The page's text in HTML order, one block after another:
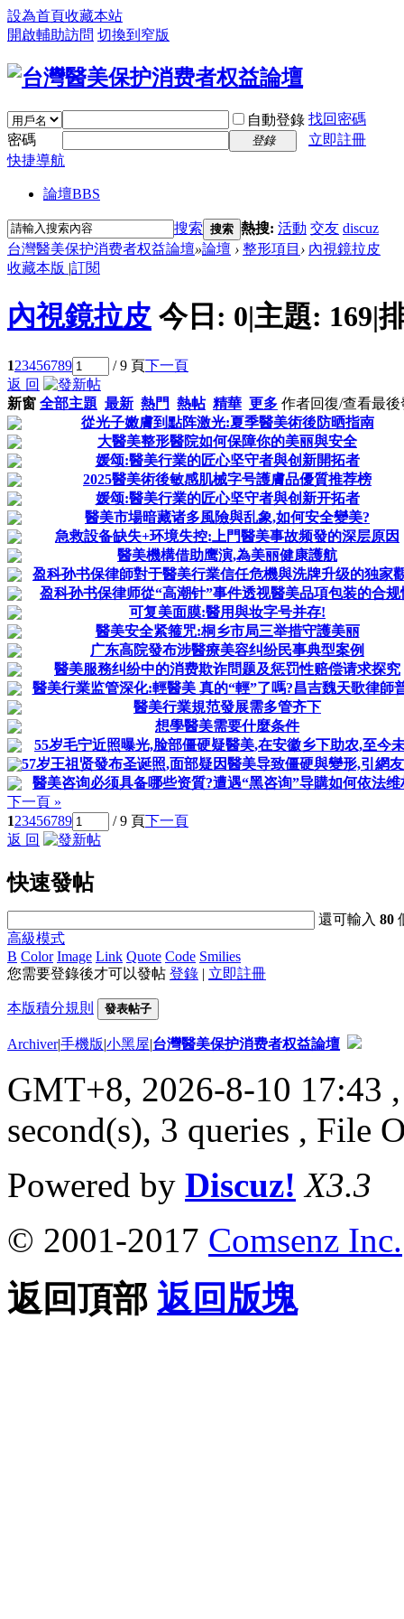
設為首頁收藏本站
開啟輔助訪問 切換到窄版
自動登錄 找回密碼
密碼
登錄
立即註冊
快捷導航
論壇BBS
搜索 搜索 熱搜: 活動 交友 discuz
台灣醫美保护消费者权益論壇»論壇 › 整形項目 › 內視鏡拉皮
收藏本版 |訂閱
內視鏡拉皮 今日: 0|主題: 169|
123456789 / 9 頁下一頁
返 回
新窗 全部主題 最新 熱門 熱帖 精華 更多 作者回復/查看最後
從光子嫩膚到點阵激光:夏季醫美術後防晒指南
大醫美整形醫院如何保障你的美丽與安全
媛颂:醫美行業的匠心坚守者與创新開拓者
2025醫美術後敏感肌械字号護膚品優質推荐榜
媛颂:醫美行業的匠心坚守者與创新开拓者
醫美市場暗藏诸多風險與乱象,如何安全變美?
急救設备缺失+环境失控:上門醫美事故频發的深层原因
醫美機構借助鹰演,為美丽健康護航
盈科孙书保律師對于醫美行業信任危機與洗牌升级的独家
盈科孙书保律师從“高潮针”事件透视醫美品項包装的合规
可复美面膜:醫用與妆字号并存!
醫美安全紧箍咒:桐乡市局三举措守護美丽
广东高院發布涉醫療美容纠纷民事典型案例
醫美服務纠纷中的消费欺诈問题及惩罚性赔偿请求探究
醫美行業监管深化:輕醫美 真的“輕”了嗎?昌吉魏天歌律師
醫美行業規范發展需多管齐下
想學醫美需要什麼条件
55岁毛宁近照曝光,脸部僵硬疑醫美,在安徽乡下助农,至今
57岁王祖贤發布圣诞照,面部疑因醫美导致僵硬與變形,引網
醫美咨询必须具备哪些资質?遭遇“黑咨询”导購如何依法维
下一頁 »
123456789 / 9 頁下一頁
返 回
快速發帖
還可輸入80
高級模式
B Color Image Link Quote Code Smilies
您需要登錄後才可以發帖 登錄 | 立即註冊
本版積分規則 發表帖子
Archiver|手機版|小黑屋|台灣醫美保护消费者权益論壇
GMT+8, 2026-8-10 17:43
second(s), 3 queries , File
Powered by Discuz! X3.3
© 2001-2017 Comsenz Inc.
返回頂部 返回版塊